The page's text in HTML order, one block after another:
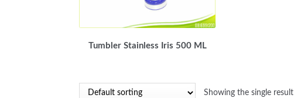
Tumbler Stainless Iris 500 ML
Showing the single result